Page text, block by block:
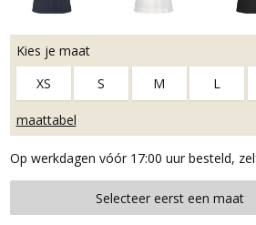
Kies je maat
XS
S M L
maattabel
Op werkdagen vóór 17:00 uur besteld,
Plaats in winkelmand
Selecteer eerst een maat